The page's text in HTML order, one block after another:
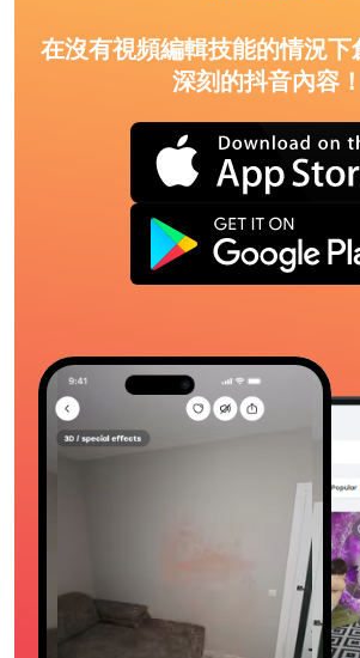
在沒有視頻編輯技能的情況下
深刻的抖音內容！